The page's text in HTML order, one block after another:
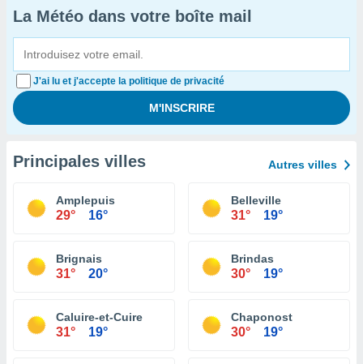
La Météo dans votre boîte mail
J'ai lu et j'accepte la politique de privacité
Principales villes Autres villes
Amplepuis
29° 16°
Belleville
31° 19°
Brignais
31° 20°
Brindas
30° 19°
Caluire-et-Cuire
31° 19°
Chaponost
30° 19°